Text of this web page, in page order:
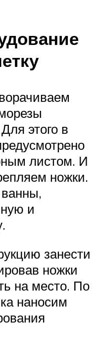
этого в
листом. И
ножки.
и
занести
ножки
на место. По
наносим